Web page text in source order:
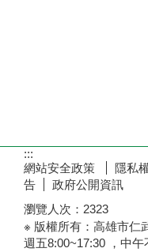
:::
網站安全政策
隱私
告
政府公開資訊
瀏覽人次： 2323
※ 版權所有：高雄市仁
週五8:00~17:30 ，中